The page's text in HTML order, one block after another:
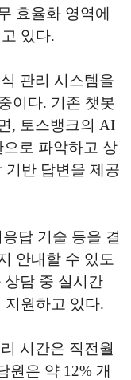
효율화 영역에
있다.
관리 시스템을
이다. 기존 챗봇
, 토스뱅크의 AI
로 파악하고 상
기반 답변을 제공
답 기술 등을 결
안내할 수 있도
상담 중 실시간
지원하고 있다.
시간은 직전월
원은 약 12% 개